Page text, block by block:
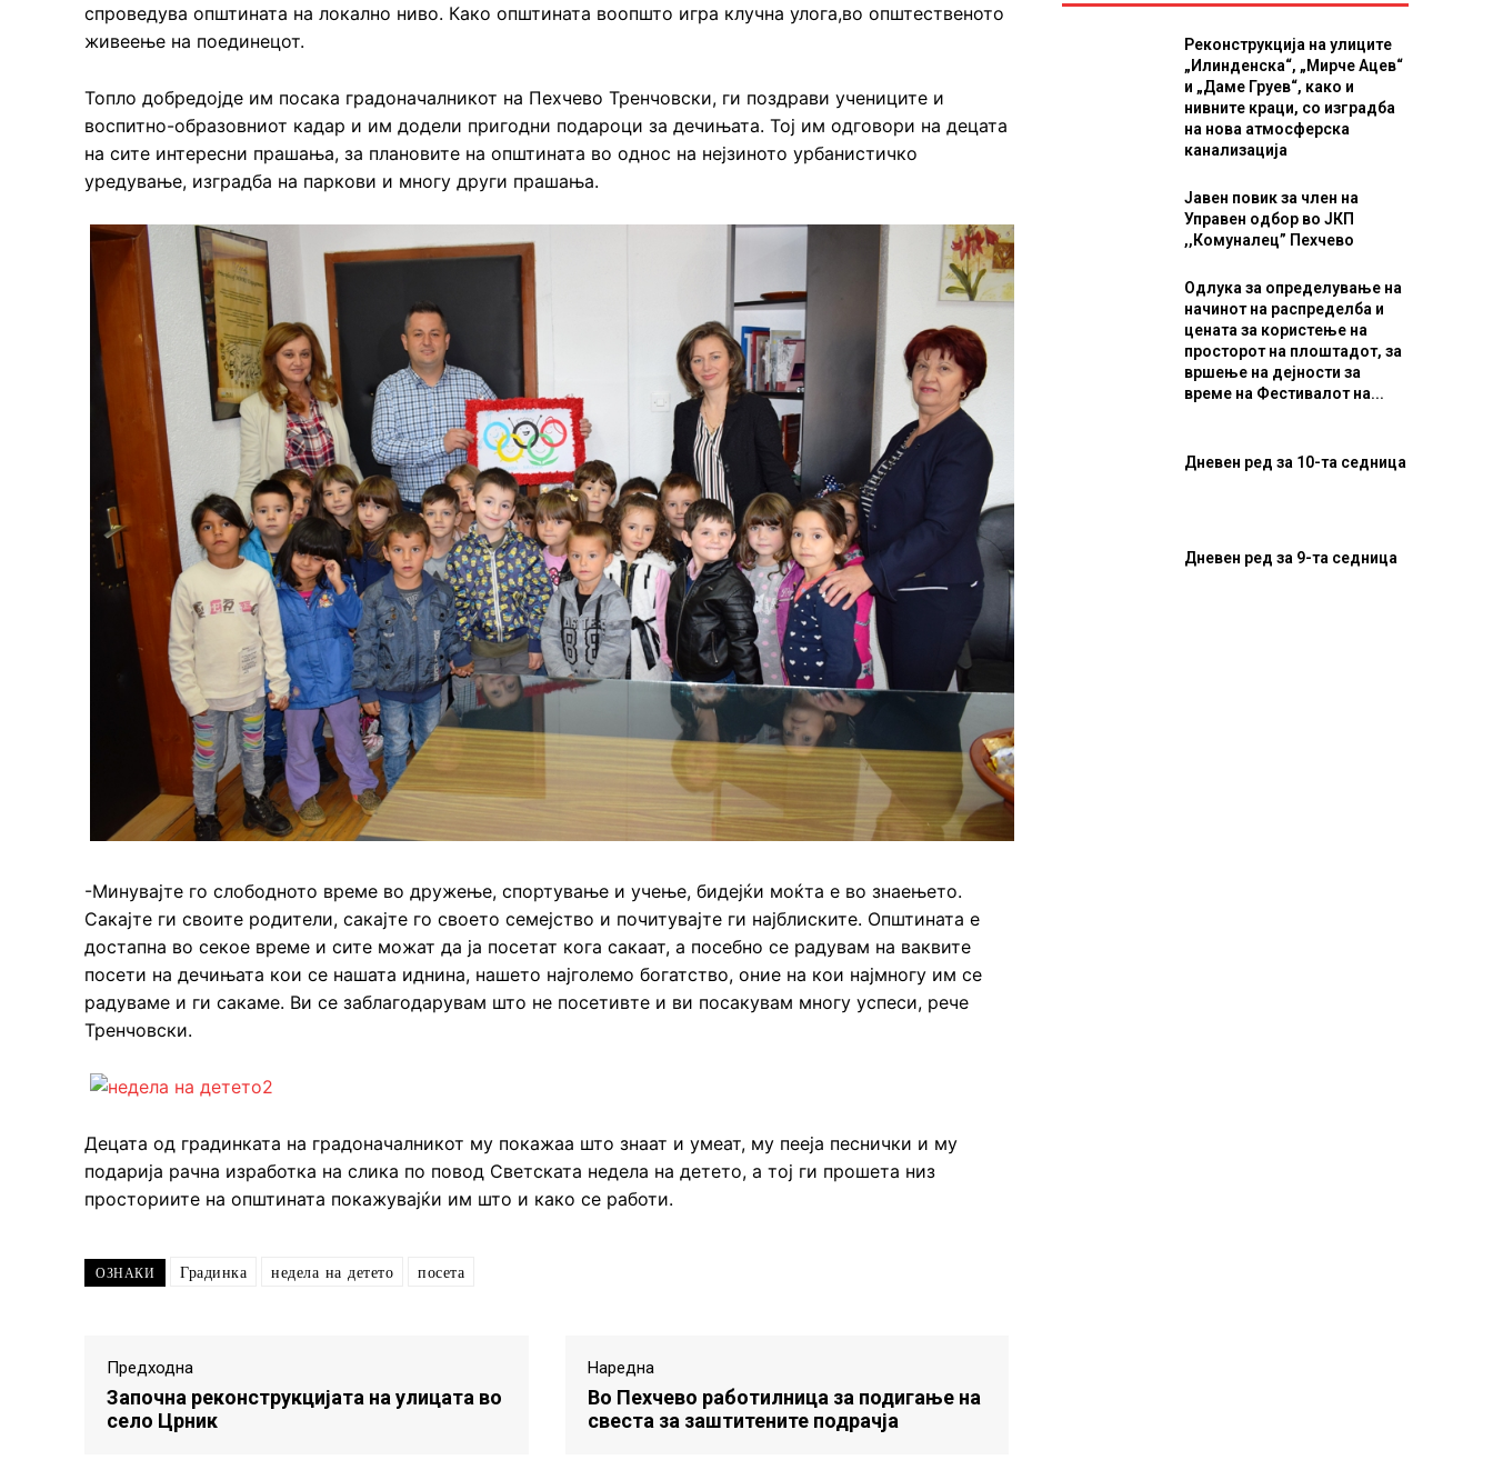
спроведува општината на локално ниво. Како општината воопшто игра клучна улога,во општественото
живеење на поединецот.
Топло добредојде им посака градоначалникот на Пехчево Тренчовски, ги поздрави учениците и
воспитно-образовниот кадар и им додели пригодни подароци за дечињата. Тој им одговори на децата
на сите интересни прашања, за плановите на општината во однос на нејзиното урбанистичко
уредување, изградба на паркови и многу други прашања.
-Минувајте го слободното време во дружење, спортување и учење, бидејќи моќта е во знаењето.
Сакајте ги своите родители, сакајте го своето семејство и почитувајте ги најблиските. Општината е
достапна во секое време и сите можат да ја посетат кога сакаат, а посебно се радувам на ваквите
посети на дечињата кои се нашата иднина, нашето најголемо богатство, оние на кои најмногу им се
радуваме и ги сакаме. Ви се заблагодарувам што не посетивте и ви посакувам многу успеси, рече
Тренчовски.
Децата од градинката на градоначалникот му покажаа што знаат и умеат, му пееја песнички и му
подарија рачна изработка на слика по повод Светската недела на детето, а тој ги прошета низ
просториите на општината покажувајќи им што и како се работи.
ОЗНАКИ Градинка недела на детето посета
Предходна
Започна реконструкцијата на улицата во
село Црник
Наредна
Во Пехчево работилница за подигање на
свеста за заштитените подрачја
Реконструкција на улиците
„Илинденска“, „Мирче Ацев“
и „Даме Груев“, како и
нивните краци, со изградба
на нова атмосферска
канализација
Јавен повик за член на
Управен одбор во ЈКП
,,Комуналец” Пехчево
Одлука за определување на
начинот на распределба и
цената за користење на
просторот на плоштадот, за
вршење на дејности за
време на Фестивалот на...
Дневен ред за 10-та седница
Дневен ред за 9-та седница